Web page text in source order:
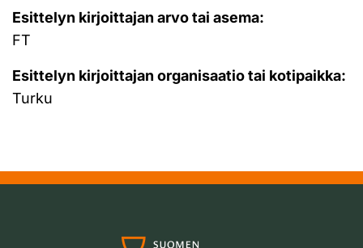
Esittelyn kirjoittajan arvo tai asema:
FT
Esittelyn kirjoittajan organisaatio tai kotipaikka:
Turku